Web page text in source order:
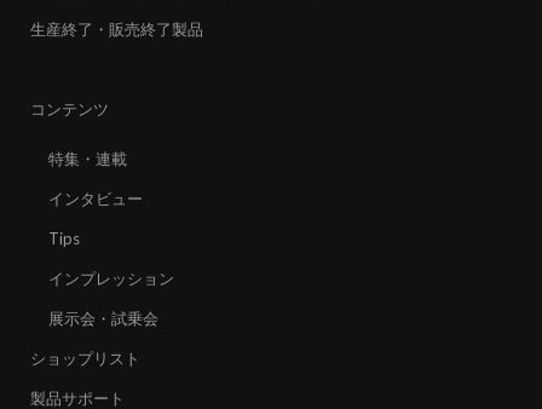
生産終了・販売終了製品
コンテンツ
特集・連載
インタビュー
Tips
インプレッション
展示会・試乗会
ショップリスト
製品サポート